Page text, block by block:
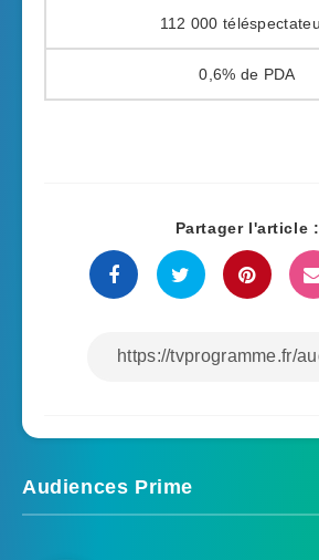
112 000
0,6%
Partager l'article :
Audiences Prime